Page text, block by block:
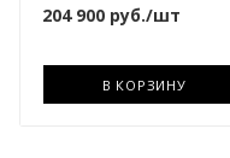
204 900 руб./шт
В КОРЗИНУ